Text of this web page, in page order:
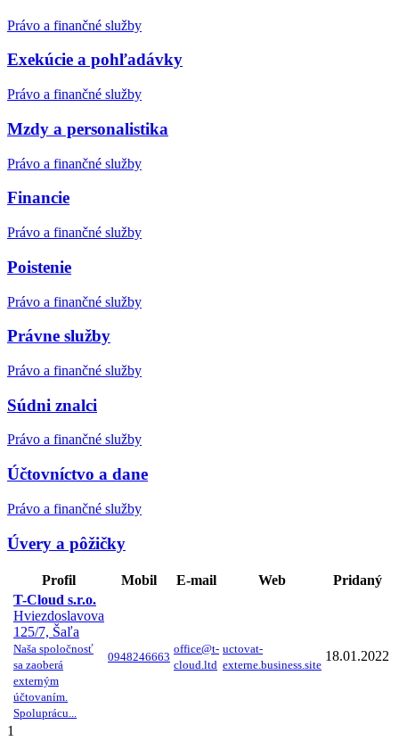
Právo a finančné služby
Exekúcie a pohľadávky
Právo a finančné služby
Mzdy a personalistika
Právo a finančné služby
Financie
Právo a finančné služby
Poistenie
Právo a finančné služby
Právne služby
Právo a finančné služby
Súdni znalci
Právo a finančné služby
Účtovníctvo a dane
Právo a finančné služby
Úvery a pôžičky
Profil Mobil E-mail Web
Pridaný
T-Cloud s.r.o.
Hviezdoslavova
125/7, Šaľa
Naša spoločnosť
sa zaoberá
externým
účtovaním.
Spoluprácu...
0948246663
office@t-
cloud.ltd
uctovat-
externe.business.site
18.01.2022
1